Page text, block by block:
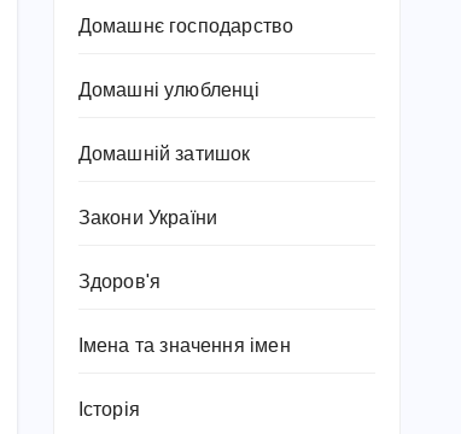
Домашнє господарство
Домашні улюбленці
Домашній затишок
Закони України
Здоров'я
Імена та значення імен
Історія